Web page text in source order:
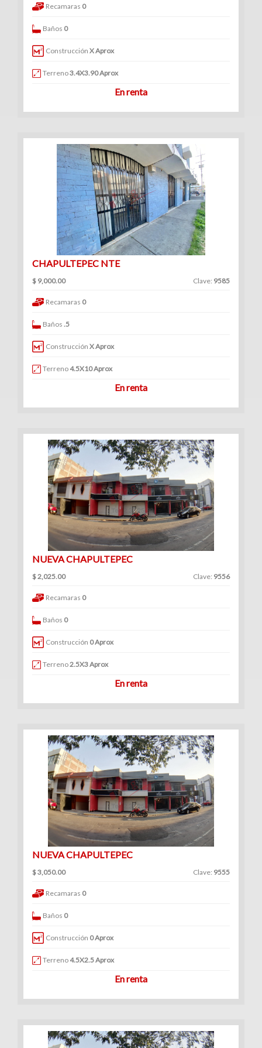
Recamaras 0
Baños 0
Construcción X Aprox
Terreno3.4X3.90 Aprox
En renta
CHAPULTEPEC NTE
$ 9,000.00 Clave: 9585
Recamaras 0
Baños.5
Construcción X Aprox
Terreno4.5X10 Aprox
En renta
NUEVA CHAPULTEPEC
$ 2,025.00 Clave: 9556
Recamaras 0
Baños 0
Construcción 0 Aprox
Terreno2.5X3 Aprox
En renta
NUEVA CHAPULTEPEC
$ 3,050.00 Clave: 9555
Recamaras 0
Baños 0
Construcción 0 Aprox
Terreno4.5X2.5 Aprox
En renta